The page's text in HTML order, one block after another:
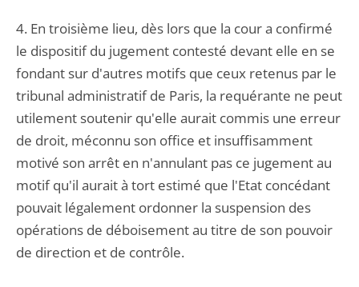
4. En troisième lieu, dès lors que la cour a confirmé
le dispositif du jugement contesté devant elle en se
fondant sur d'autres motifs que ceux retenus par le
tribunal administratif de Paris, la requérante ne peut
utilement soutenir qu'elle aurait commis une erreur
de droit, méconnu son office et insuffisamment
motivé son arrêt en n'annulant pas ce jugement au
motif qu'il aurait à tort estimé que l'Etat concédant
pouvait légalement ordonner la suspension des
opérations de déboisement au titre de son pouvoir
de direction et de contrôle.